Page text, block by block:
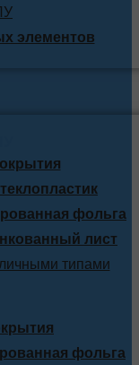
элементов
фольга
лист
типами
фольга